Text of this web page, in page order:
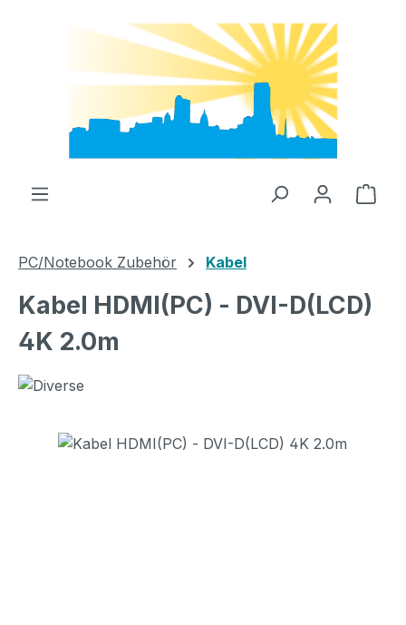
Zum Hauptinhalt springen
PC/Notebook Zubehör Kabel
Kabel HDMI(PC) - DVI-D(LCD)
4K 2.0m
Bildergalerie überspringen